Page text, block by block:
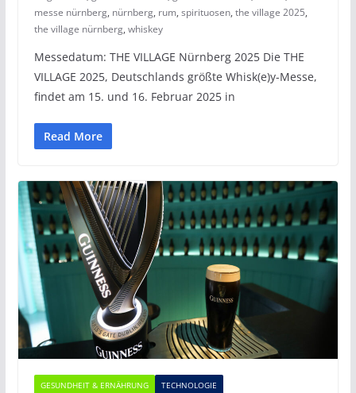
messe nürnberg, nürnberg, rum, spirituosen, the village 2025,
the village nürnberg, whiskey
Messedatum: THE VILLAGE Nürnberg 2025 Die THE
VILLAGE 2025, Deutschlands größte Whisk(e)y-Messe,
findet am 15. und 16. Februar 2025 in
Read More
GESUNDHEIT & ERNÄHRUNG TECHNOLOGIE